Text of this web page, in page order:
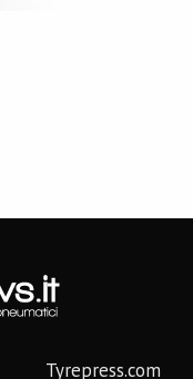
Tyrepress.com